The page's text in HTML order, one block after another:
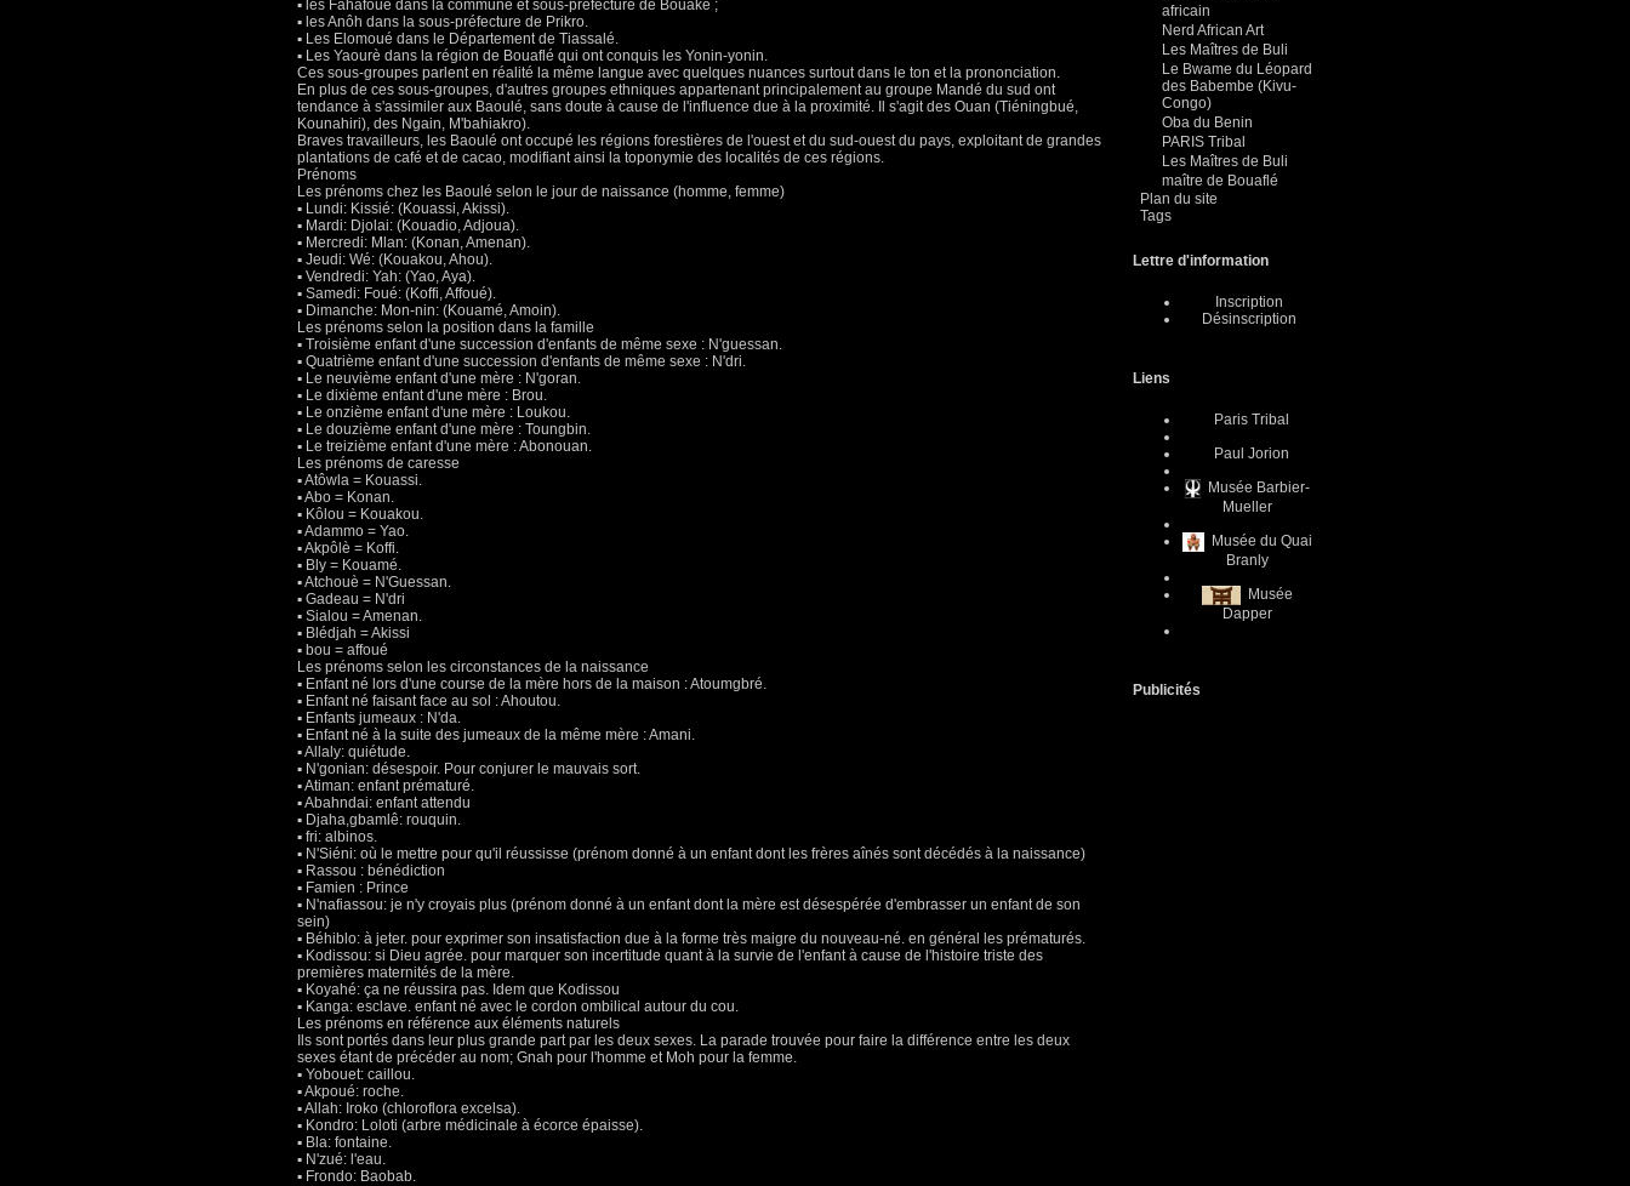
▪ les Fahafouè dans la commune et sous-préfecture de Bouaké ;
▪ les Anôh dans la sous-préfecture de Prikro.
▪ Les Elomoué dans le Département de Tiassalé.
▪ Les Yaourè dans la région de Bouaflé qui ont conquis les Yonin-yonin.
Ces sous-groupes parlent en réalité la même langue avec quelques nuances surtout dans le ton et la prononciation.
En plus de ces sous-groupes, d'autres groupes ethniques appartenant principalement au groupe Mandé du sud ont
tendance à s'assimiler aux Baoulé, sans doute à cause de l'influence due à la proximité. Il s'agit des Ouan (Tiéningbué,
Kounahiri), des Ngain, M'bahiakro).
Braves travailleurs, les Baoulé ont occupé les régions forestières de l'ouest et du sud-ouest du pays, exploitant de grandes
plantations de café et de cacao, modifiant ainsi la toponymie des localités de ces régions.
Prénoms
Les prénoms chez les Baoulé selon le jour de naissance (homme, femme)
▪ Lundi: Kissié: (Kouassi, Akissi).
▪ Mardi: Djolai: (Kouadio, Adjoua).
▪ Mercredi: Mlan: (Konan, Amenan).
▪ Jeudi: Wé: (Kouakou, Ahou).
▪ Vendredi: Yah: (Yao, Aya).
▪ Samedi: Foué: (Koffi, Affoué).
▪ Dimanche: Mon-nin: (Kouamé, Amoin).
Les prénoms selon la position dans la famille
▪ Troisième enfant d'une succession d'enfants de même sexe : N'guessan.
▪ Quatrième enfant d'une succession d'enfants de même sexe : N'dri.
▪ Le neuvième enfant d'une mère : N'goran.
▪ Le dixième enfant d'une mère : Brou.
▪ Le onzième enfant d'une mère : Loukou.
▪ Le douzième enfant d'une mère : Toungbin.
▪ Le treizième enfant d'une mère : Abonouan.
Les prénoms de caresse
▪ Atôwla = Kouassi.
▪ Abo = Konan.
▪ Kôlou = Kouakou.
▪ Adammo = Yao.
▪ Akpôlè = Koffi.
▪ Bly = Kouamé.
▪ Atchouè = N'Guessan.
▪ Gadeau = N'dri
▪ Sialou = Amenan.
▪ Blédjah = Akissi
▪ bou = affoué
Les prénoms selon les circonstances de la naissance
▪ Enfant né lors d'une course de la mère hors de la maison : Atoumgbré.
▪ Enfant né faisant face au sol : Ahoutou.
▪ Enfants jumeaux : N'da.
▪ Enfant né à la suite des jumeaux de la même mère : Amani.
▪ Allaly: quiétude.
▪ N'gonian: désespoir. Pour conjurer le mauvais sort.
▪ Atiman: enfant prématuré.
▪ Abahndai: enfant attendu
▪ Djaha,gbamlê: rouquin.
▪ fri: albinos.
▪ N'Siéni: où le mettre pour qu'il réussisse (prénom donné à un enfant dont les frères aînés sont décédés à la naissance)
▪ Rassou : bénédiction
▪ Famien : Prince
▪ N'nafiassou: je n'y croyais plus (prénom donné à un enfant dont la mère est désespérée d'embrasser un enfant de son
sein)
▪ Béhiblo: à jeter. pour exprimer son insatisfaction due à la forme très maigre du nouveau-né. en général les prématurés.
▪ Kodissou: si Dieu agrée. pour marquer son incertitude quant à la survie de l'enfant à cause de l'histoire triste des
premières maternités de la mère.
▪ Koyahé: ça ne réussira pas. Idem que Kodissou
▪ Kanga: esclave. enfant né avec le cordon ombilical autour du cou.
Les prénoms en référence aux éléments naturels
Ils sont portés dans leur plus grande part par les deux sexes. La parade trouvée pour faire la différence entre les deux
sexes étant de précéder au nom; Gnah pour l'homme et Moh pour la femme.
▪ Yobouet: caillou.
▪ Akpoué: roche.
▪ Allah: Iroko (chloroflora excelsa).
▪ Kondro: Loloti (arbre médicinale à écorce épaisse).
▪ Bla: fontaine.
▪ N'zué: l'eau.
▪ Frondo: Baobab.
africain
Nerd African Art
Les Maîtres de Buli
Le Bwame du Léopard
des Babembe (Kivu-
Congo)
Oba du Benin
PARIS Tribal
Les Maîtres de Buli
maître de Bouaflé
Plan du site
Tags
Lettre d'information
Inscription
Désinscription
Liens
Paris Tribal
Paul Jorion
Musée Barbier-
Mueller
Musée du Quai
Branly
Musée
Dapper
Publicités